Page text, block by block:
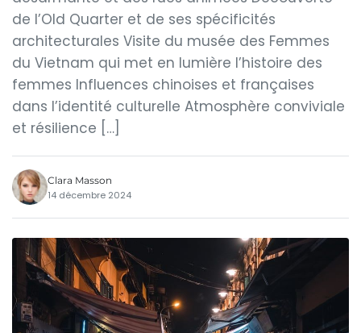
de l’Old Quarter et de ses spécificités
architecturales Visite du musée des Femmes
du Vietnam qui met en lumière l’histoire des
femmes Influences chinoises et françaises
dans l’identité culturelle Atmosphère conviviale
et résilience […]
Clara Masson
14 décembre 2024